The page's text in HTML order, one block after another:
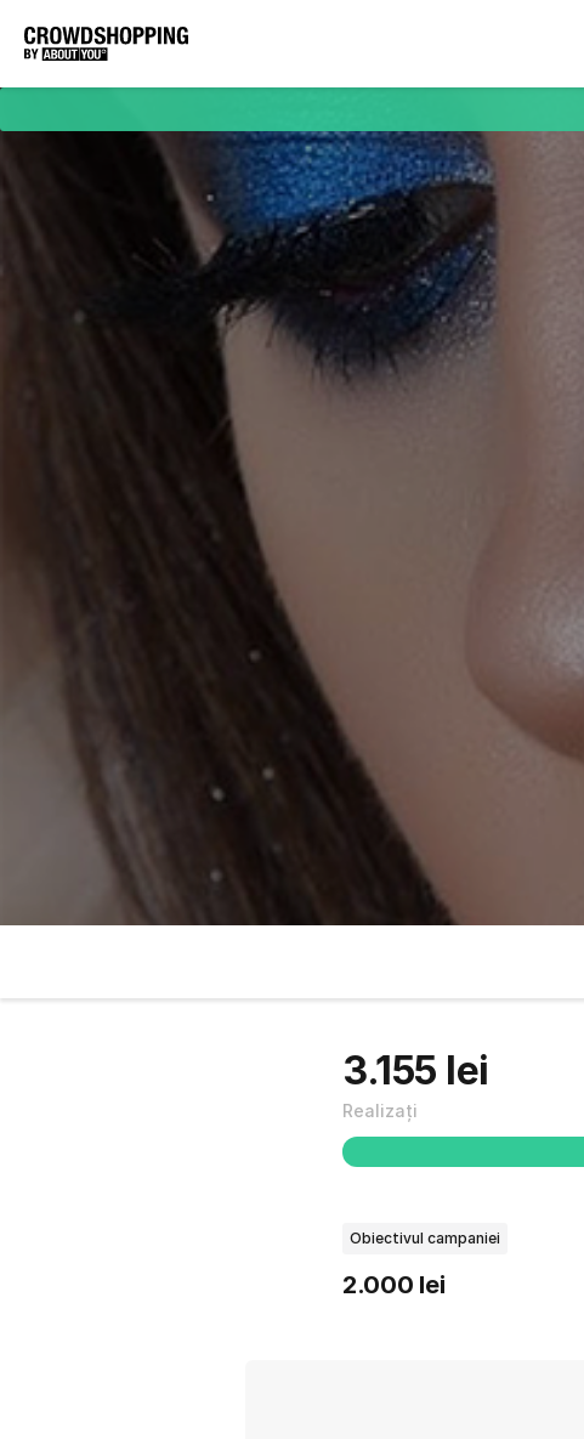
3.155 lei
Realizați
Obiectivul campaniei
2.000 lei